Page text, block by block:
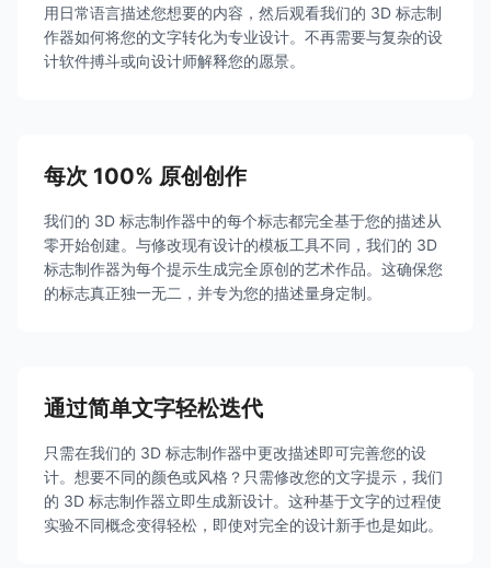
用日常语言描述您想要的内容，然后观看我们的 3D 标志制
作器如何将您的文字转化为专业设计。不再需要与复杂的设
计软件搏斗或向设计师解释您的愿景。
每次 100% 原创创作
我们的 3D 标志制作器中的每个标志都完全基于您的描述从
零开始创建。与修改现有设计的模板工具不同，我们的 3D
标志制作器为每个提示生成完全原创的艺术作品。这确保您
的标志真正独一无二，并专为您的描述量身定制。
通过简单文字轻松迭代
只需在我们的 3D 标志制作器中更改描述即可完善您的设
计。想要不同的颜色或风格？只需修改您的文字提示，我们
的 3D 标志制作器立即生成新设计。这种基于文字的过程使
实验不同概念变得轻松，即使对完全的设计新手也是如此。